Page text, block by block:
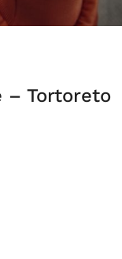
– Tortoreto